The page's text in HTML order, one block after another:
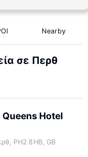
Nearby
σε Περθ
Hotel
PH2 8HB, GB